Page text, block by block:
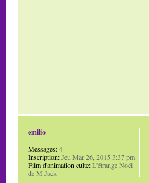
emilio
Messages:4
Inscription:Jeu Mar 26, 2015 3:37 pm
Film d'animation culte:L'étrange Noël
de M Jack